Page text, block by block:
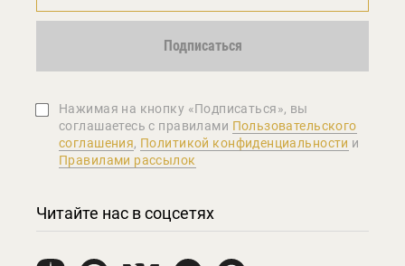
Подписаться
Нажимая на кнопку «Подписаться», вы
соглашаетеcь с правилами Пользовательского
соглашения, Политикой конфиденциальности и
Правилами рассылок
Читайте нас в соцсетях